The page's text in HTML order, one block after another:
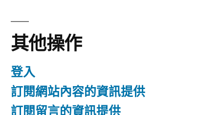
其他操作
登入
訂閱網站內容的資訊提供
訂閱留言的資訊提供